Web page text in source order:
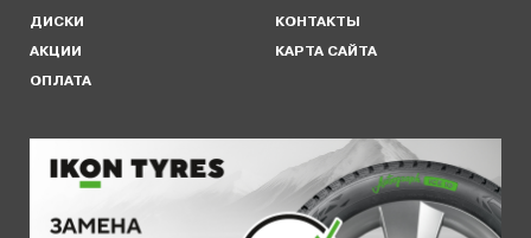
ДИСКИ
АКЦИИ
ОПЛАТА
КОНТАКТЫ
КАРТА САЙТА